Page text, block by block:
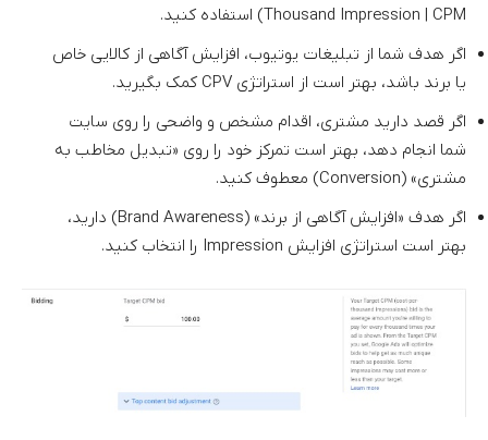
Thousand Impression | CPM) استفاده کنید.
اگر هدف شما از تبلیغات یوتیوب، افزایش آگاهی از کالایی خاص
یا برند باشد، بهتر است از استراتژی CPV کمک بگیرید.
اگر قصد دارید مشتری، اقدام مشخص و واضحی را روی سایت
شما انجام دهد، بهتر است تمرکز خود را روی «تبدیل مخاطب به
مشتری» (Conversion) معطوف کنید.
اگر هدف «افزایش آگاهی از برند» (Brand Awareness) دارید،‌
بهتر است استراتژی افزایش Impression را انتخاب کنید.